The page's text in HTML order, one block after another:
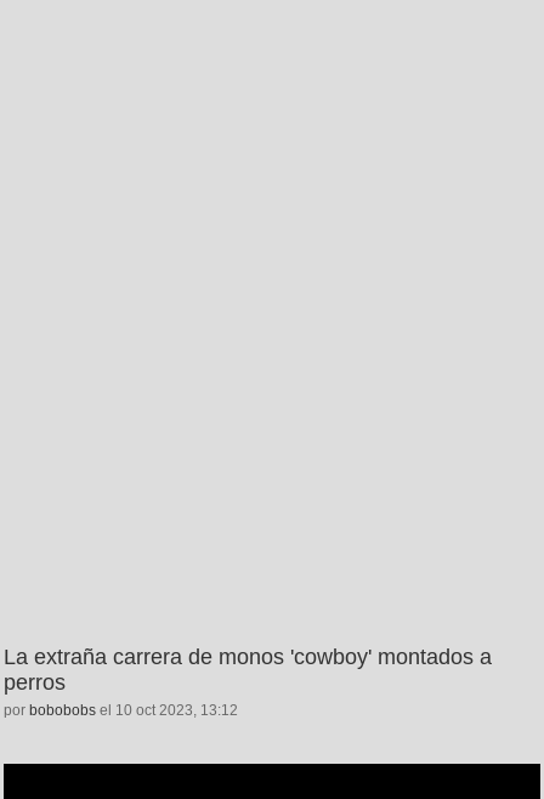
La extraña carrera de monos 'cowboy' montados a
perros
por bobobobs el 10 oct 2023, 13:12